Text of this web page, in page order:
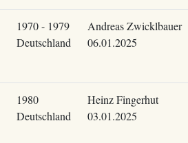
1970 - 1979
Deutschland
Andreas Zwicklbauer
06.01.2025
1980
Deutschland
Heinz Fingerhut
03.01.2025